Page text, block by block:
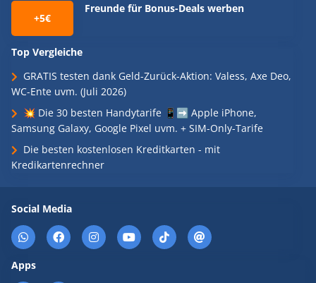
+5€
Freunde für Bonus-Deals werben
Top Vergleiche
GRATIS testen dank Geld-Zurück-Aktion: Valess, Axe Deo,
WC-Ente uvm. (Juli 2026)
💥 Die 30 besten Handytarife 📱➡️ Apple iPhone,
Samsung Galaxy, Google Pixel uvm. + SIM-Only-Tarife
Die besten kostenlosen Kreditkarten - mit
Kredikartenrechner
Social Media
Apps